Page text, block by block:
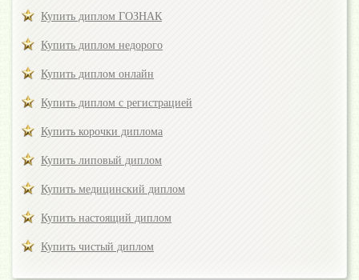
Купить диплом ГОЗНАК
Купить диплом недорого
Купить диплом онлайн
Купить диплом с регистрацией
Купить корочки диплома
Купить липовый диплом
Купить медицинский диплом
Купить настоящий диплом
Купить чистый диплом